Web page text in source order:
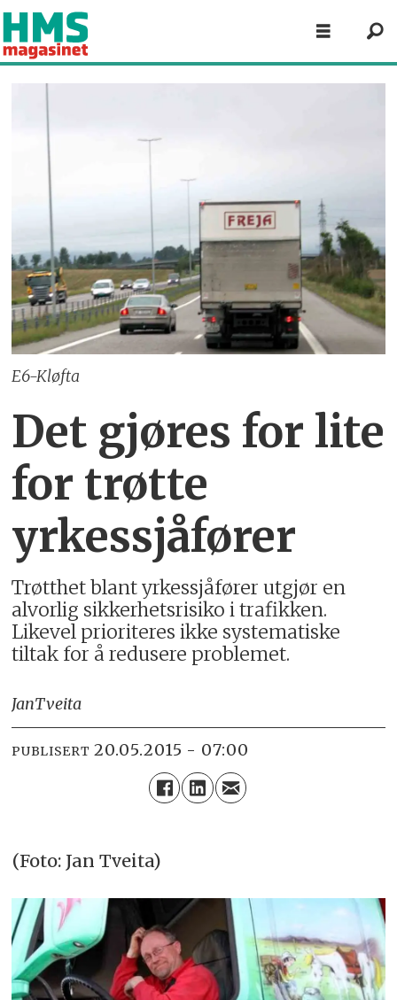
E6-Kløfta
Det gjøres for lite
for trøtte
yrkessjåfører
Trøtthet blant yrkessjåfører utgjør en
alvorlig sikkerhetsrisiko i trafikken.
Likevel prioriteres ikke systematiske
tiltak for å redusere problemet.
JanTveita
PUBLISERT 20.05.2015 - 07:00
(Foto: Jan Tveita)